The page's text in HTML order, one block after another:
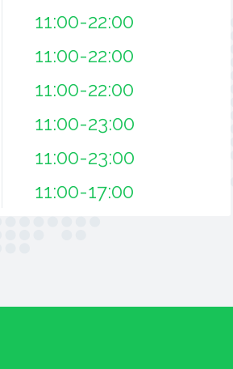
11:00-22:00
11:00-22:00
11:00-22:00
11:00-23:00
11:00-23:00
11:00-17:00